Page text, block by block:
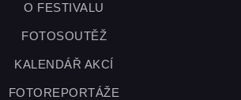
O FESTIVALU
FOTOSOUTĚŽ
KALENDÁŘ AKCÍ
FOTOREPORTÁŽE